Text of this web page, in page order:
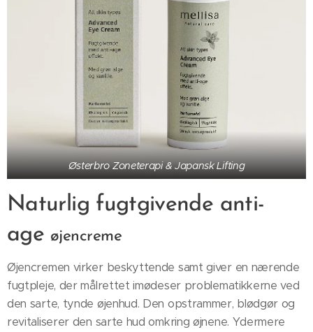
Østerbro Zoneterapi & Japansk Lifting
Naturlig fugtgivende anti-
age øjencreme
Øjencremen virker beskyttende samt giver en nærende
fugtpleje, der målrettet imødeser problematikkerne ved
den sarte, tynde øjenhud. Den opstrammer, blødgør og
revitaliserer den sarte hud omkring øjnene. Ydermere